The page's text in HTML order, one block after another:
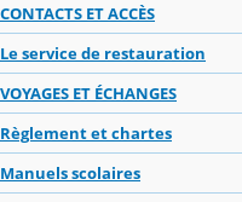
CONTACTS ET ACCÈS
Le service de restauration
VOYAGES ET ÉCHANGES
Règlement et chartes
Manuels scolaires